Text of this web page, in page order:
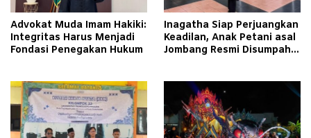
Advokat Muda Imam Hakiki:
Integritas Harus Menjadi
Fondasi Penegakan Hukum
Inagatha Siap Perjuangkan
Keadilan, Anak Petani asal
Jombang Resmi Disumpah